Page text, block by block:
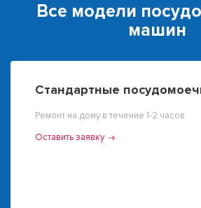
Все модели
машин
Стандартные
Ремонт на дому в течение 1-2 часов
Оставить заявку